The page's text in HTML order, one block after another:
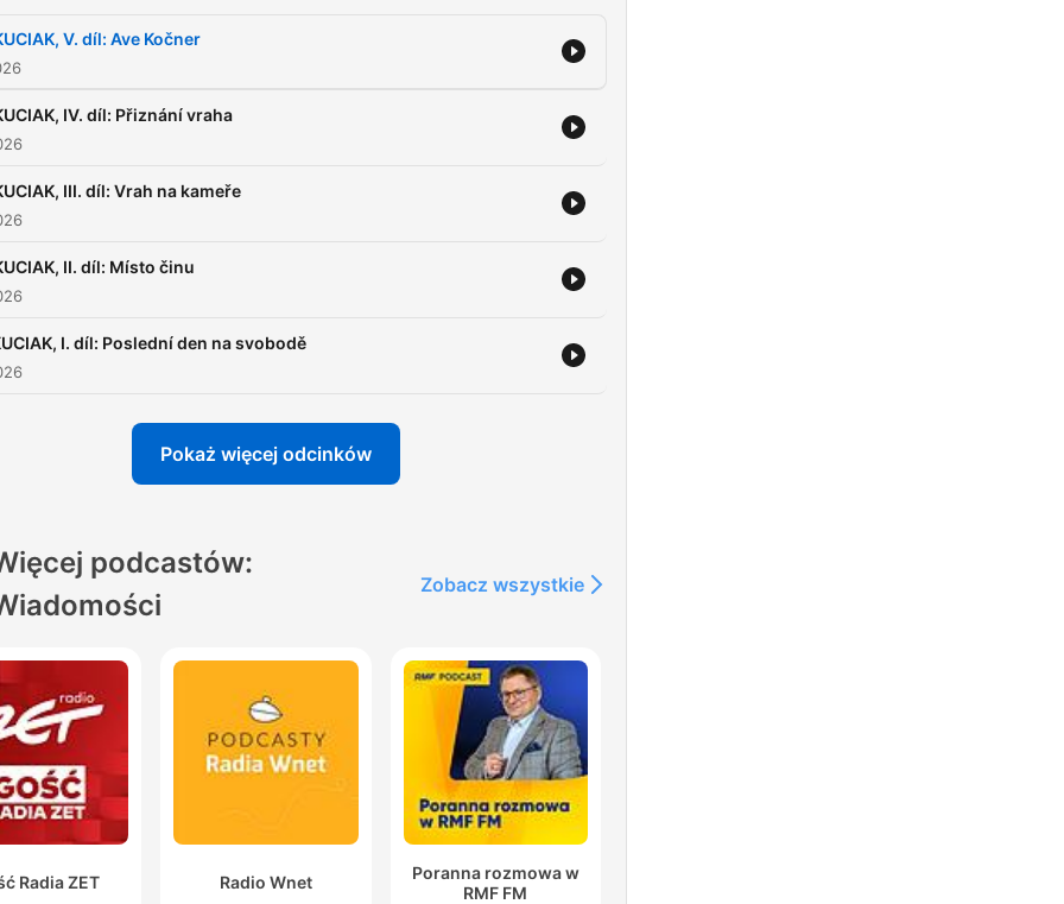
pohodlně poslouchat v mobilní
Android
V. díl: Ave Kočner
IV. díl: Přiznání vraha
III. díl: Vrah na kameře
II. díl: Místo činu
I. díl: Poslední den na svobodě
Pokaż więcej odcinków
podcastów:
Zobacz wszystkie
Radia ZET Radio Wnet
Poranna rozmowa w
RMF FM